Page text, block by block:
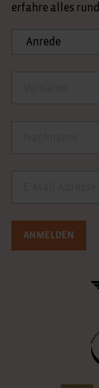
erfahre alles
Anrede
ANMELDEN